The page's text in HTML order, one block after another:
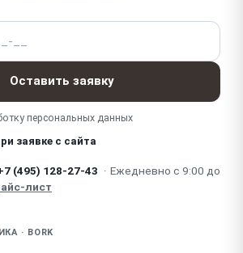
таймер / часы
/ зависают программы /
/ стучит редуктор
/ отключается / срабатывает
управления
Оставить заявку
персональных данных
заявке с сайта
(495) 128-27-43 · Ежедневно с 9:00 до
лист
· BORK